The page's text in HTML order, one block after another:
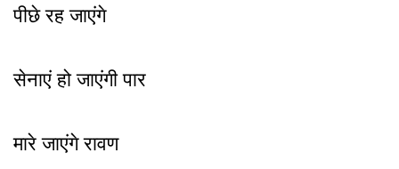
पीछे रह जाएंगे
सेनाएं हो जाएंगी पार
मारे जाएंगे रावण